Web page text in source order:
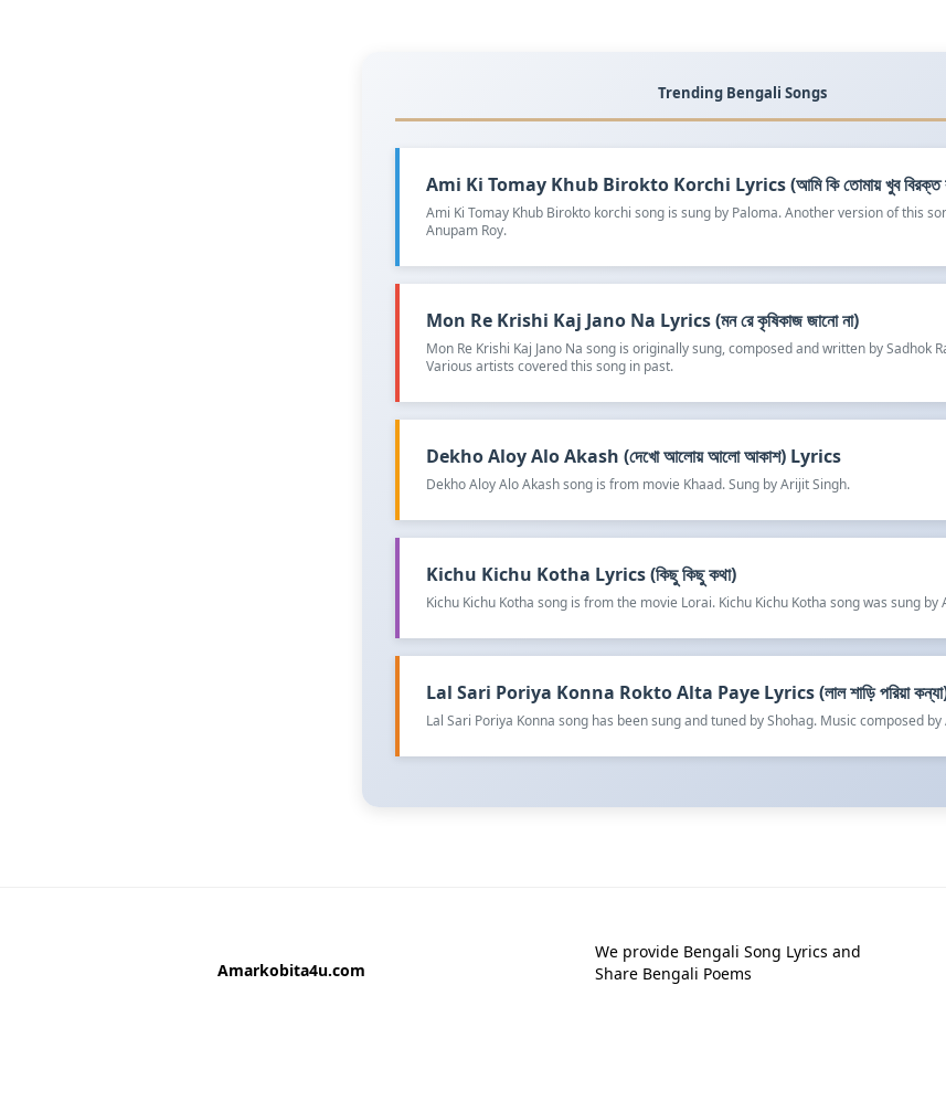
Trending Bengali Songs
Ami Ki Tomay Khub Birokto Korchi Lyrics (আমি কি তোমায় খুব বিরক্ত
Ami Ki Tomay Khub Birokto korchi song is sung by Paloma. Another version of this
Anupam Roy.
Mon Re Krishi Kaj Jano Na Lyrics (মন রে কৃষিকাজ জানো না)
Mon Re Krishi Kaj Jano Na song is originally sung, composed and written by Sadhok
Various artists covered this song in past.
Dekho Aloy Alo Akash (দেখো আলোয় আলো আকাশ) Lyrics
Dekho Aloy Alo Akash song is from movie Khaad. Sung by Arijit Singh.
Kichu Kichu Kotha Lyrics (কিছু কিছু কথা)
Kichu Kichu Kotha song is from the movie Lorai. Kichu Kichu Kotha song was sung by
Lal Sari Poriya Konna Rokto Alta Paye Lyrics (লাল শাড়ি পরিয়া
Lal Sari Poriya Konna song has been sung and tuned by Shohag. Music composed by
Amarkobita4u.com
We provide Bengali Song Lyrics and
Share Bengali Poems